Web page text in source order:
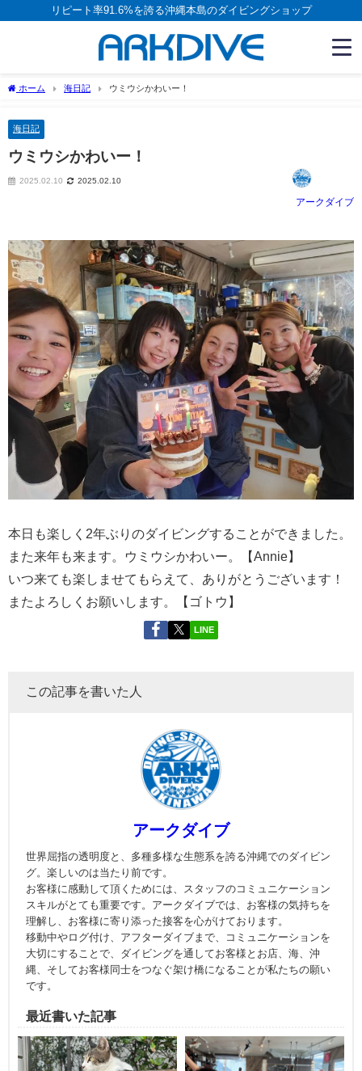
リピート率91.6%を誇る沖縄本島のダイビングショップ
ホーム 海日記 ウミウシかわいー！
海日記
ウミウシかわいー！
2025.02.10 2025.02.10
アークダイブ
本日も楽しく2年ぶりのダイビングすることができました。
また来年も来ます。ウミウシかわいー。【Annie】
いつ来ても楽しませてもらえて、ありがとうございます！
またよろしくお願いします。【ゴトウ】
LINE
この記事を書いた人
アークダイブ
世界屈指の透明度と、多種多様な生態系を誇る沖縄でのダイビン
グ。楽しいのは当たり前です。
お客様に感動して頂くためには、スタッフのコミュニケーション
スキルがとても重要です。アークダイブでは、お客様の気持ちを
理解し、お客様に寄り添った接客を心がけております。
移動中やログ付け、アフターダイブまで、コミュニケーションを
大切にすることで、ダイビングを通してお客様とお店、海、沖
縄、そしてお客様同士をつなぐ架け橋になることが私たちの願い
です。
最近書いた記事